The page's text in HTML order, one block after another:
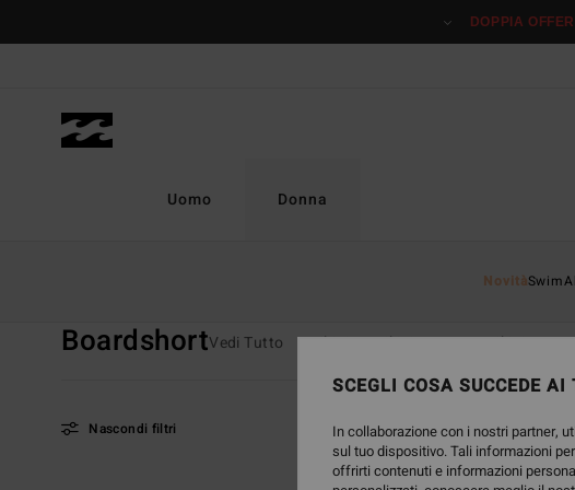
DOPPIA
Uomo Donna
NovitàSwim
BoardshortVedi Tutto Bikini Bikinis Tops Bikini
Nascondi filtri
SCEGLI COSA SUCCEDE
In collaborazione con i nostri partner,
sul tuo dispositivo. Tali informazioni
offrirti contenuti e informazioni